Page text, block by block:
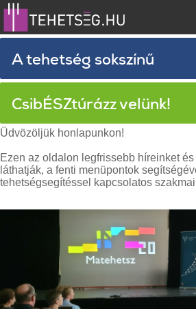
A tehetség sokszínű
CsibÉSZtúrázz velünk!
Üdvözöljük honlapunkon!
Ezen az oldalon legfrissebb híreinket
láthatják, a fenti menüpontok
tehetségsegítéssel kapcsolatos